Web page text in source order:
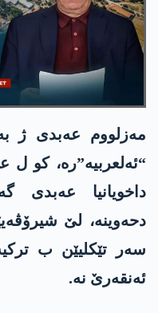
مەزلووم عەبدی ژ
“ئەلعربیە”رە، کو ل
داخویانیا عەبدی
دحەوینە، لێ
سەر تێکلیێن ب
ئەنقەرێ نە.